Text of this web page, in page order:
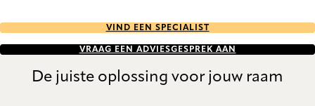
VIND EEN SPECIALIST
VRAAG EEN ADVIESGESPREK AAN
De juiste oplossing voor jouw raam